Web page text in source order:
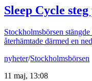
Sleep Cycle
Stockholmsbörsen
återhämtade därmed en
nyheter/Stockholmsbörsen
11 maj, 13:08